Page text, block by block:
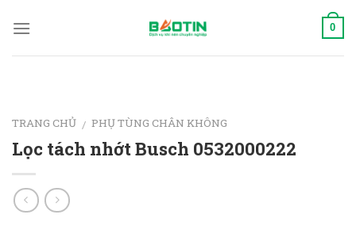
0
TRANG CHỦ / PHỤ TÙNG CHÂN KHÔNG
Lọc tách nhớt Busch 0532000222